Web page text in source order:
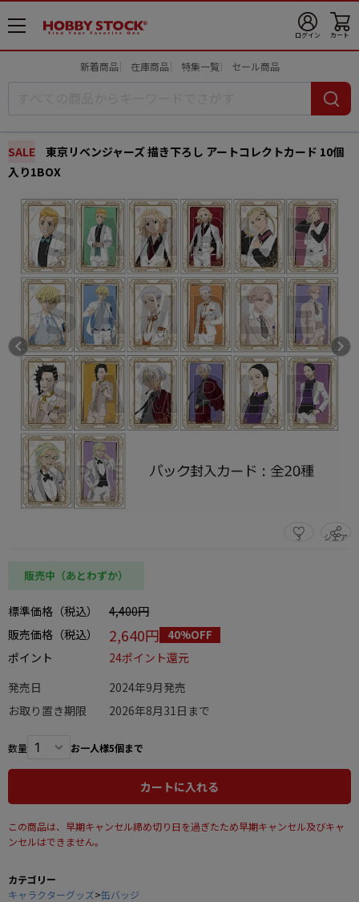
メ
ニ
ログイン カート
新着商品 在庫商品 特集一覧 セール商品
SALE
東京リベンジャーズ 描き下ろし アートコレクトカード 10個
入り1BOX
3 シェア
この商品をシェアする
販売中（あとわずか）
標準価格（税込）
4,400円
販売価格（税込）
2,640円 40%OFF
ポイント
24ポイント還元
発売日
2024年9月発売
お取り置き期限
2026年8月31日まで
数量 お一人様5個まで
カートに入れる
この商品は、早期キャンセル締め切り日を過ぎたため早期キャンセル及びキャ
ンセルはできません。
カテゴリー
キャラクターグッズ>缶バッジ